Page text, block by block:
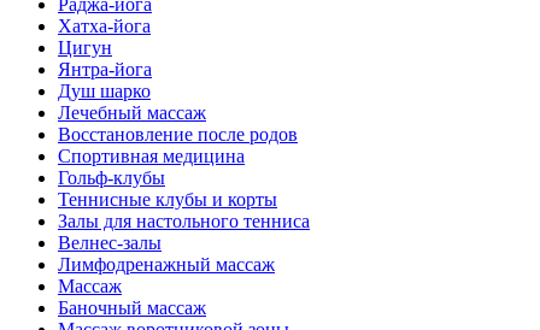
Хатха-йога
Цигун
Янтра-йога
Душ шарко
Лечебный массаж
Восстановление после родов
Спортивная медицина
Гольф-клубы
Теннисные клубы и корты
Залы для настольного тенниса
Велнес-залы
Лимфодренажный массаж
Массаж
Баночный массаж